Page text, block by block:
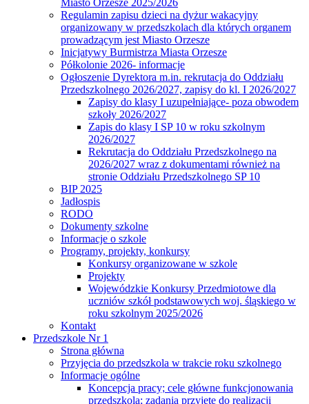
Miasto Orzesze 2025/2026
Regulamin zapisu dzieci na dyżur wakacyjny
organizowany w przedszkolach dla których organem
prowadzącym jest Miasto Orzesze
Inicjatywy Burmistrza Miasta Orzesze
Półkolonie 2026- informacje
Ogłoszenie Dyrektora m.in. rekrutacja do Oddziału
Przedszkolnego 2026/2027, zapisy do kl. I 2026/2027
Zapisy do klasy I uzupełniające- poza obwodem
szkoły 2026/2027
Zapis do klasy I SP 10 w roku szkolnym
2026/2027
Rekrutacja do Oddziału Przedszkolnego na
2026/2027 wraz z dokumentami również na
stronie Oddziału Przedszkolnego SP 10
BIP 2025
Jadłospis
RODO
Dokumenty szkolne
Informacje o szkole
Programy, projekty, konkursy
Konkursy organizowane w szkole
Projekty
Wojewódzkie Konkursy Przedmiotowe dla
uczniów szkół podstawowych woj. śląskiego w
roku szkolnym 2025/2026
Kontakt
Przedszkole Nr 1
Strona główna
Przyjęcia do przedszkola w trakcie roku szkolnego
Informacje ogólne
Koncepcja pracy; cele główne funkcjonowania
przedszkola; zadania przyjęte do realizacji